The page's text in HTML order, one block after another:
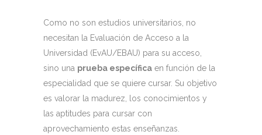
Como no son estudios universitarios, no
necesitan la Evaluación de Acceso a la
Universidad (EvAU/EBAU) para su acceso,
sino una prueba específica en función de la
especialidad que se quiere cursar. Su objetivo
es valorar la madurez, los conocimientos y
las aptitudes para cursar con
aprovechamiento estas enseñanzas.